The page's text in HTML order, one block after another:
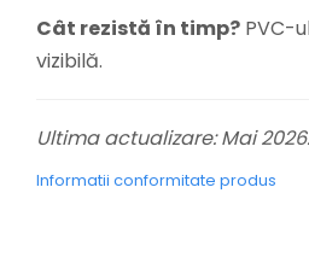
Cât rezistă în timp? PVC-
vizibilă.
Ultima actualizare: Mai
Informatii conformitate produs